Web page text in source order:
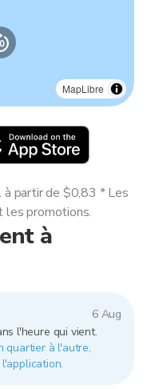
MapLibre
à
6 Aug
l'heure qui vient.
quartier à l'autre,
partir de $0,83 * Les
les promotions.